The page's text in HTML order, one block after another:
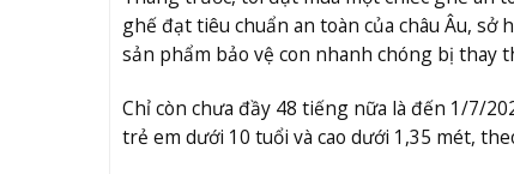
ghế đạt tiêu chuẩn an toàn của châu Âu,
sản phẩm bảo vệ con nhanh chóng bị thay
Chỉ còn chưa đầy 48 tiếng nữa là đến 1/7/
trẻ em dưới 10 tuổi và cao dưới 1,35 mét,